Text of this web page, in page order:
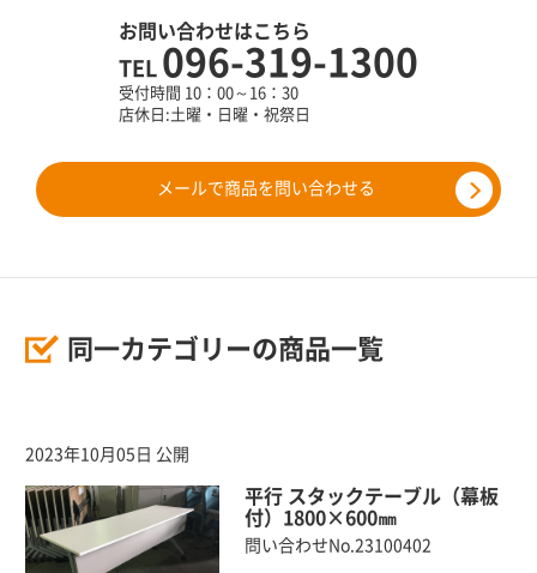
お問い合わせはこちら
TEL 096-319-1300
受付時間 10：00～16：30
店休日:土曜・日曜・祝祭日
メールで商品を問い合わせる
同一カテゴリーの商品一覧
2023年10月05日 公開
平行 スタックテーブル（幕板
付）1800×600㎜
問い合わせNo.23100402